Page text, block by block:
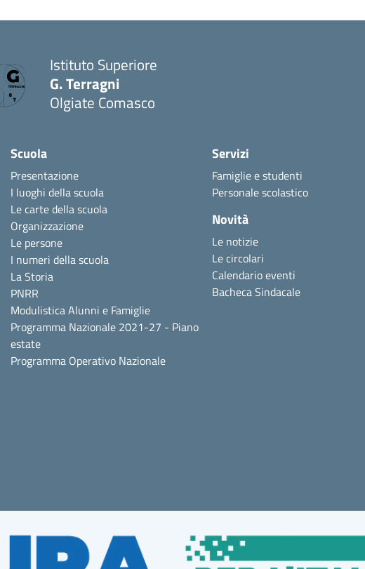
Istituto Superiore
G. Terragni
Olgiate Comasco
Scuola
Presentazione
I luoghi della scuola
Le carte della scuola
Organizzazione
Le persone
I numeri della scuola
La Storia
PNRR
Modulistica Alunni e Famiglie
Programma Nazionale 2021-27 - Piano
estate
Programma Operativo Nazionale
Servizi
Famiglie e studenti
Personale scolastico
Novità
Le notizie
Le circolari
Calendario eventi
Bacheca Sindacale